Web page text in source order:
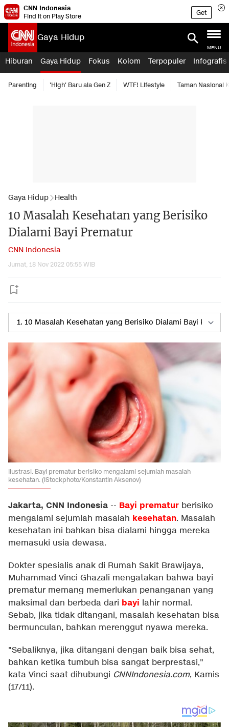
CNN Indonesia
Find it on Play Store
Get
Gaya Hidup
MENU
Hiburan Gaya Hidup Fokus Kolom Terpopuler Infografis
Parenting 'High' Baru ala Gen Z WTF! Lifestyle Taman Nasional
Gaya Hidup Health
10 Masalah Kesehatan yang Berisiko
Dialami Bayi Prematur
CNN Indonesia
Jumat, 18 Nov 2022 05:55 WIB
Ilustrasi. Bayi prematur berisiko mengalami sejumlah masalah
kesehatan. (iStockphoto/Konstantin Aksenov)
Jakarta, CNN Indonesia -- Bayi prematur berisiko
mengalami sejumlah masalah kesehatan. Masalah
kesehatan ini bahkan bisa dialami hingga mereka
memasuki usia dewasa.
Dokter spesialis anak di Rumah Sakit Brawijaya,
Muhammad Vinci Ghazali mengatakan bahwa bayi
prematur memang memerlukan penanganan yang
maksimal dan berbeda dari bayi lahir normal.
Sebab, jika tidak ditangani, masalah kesehatan bisa
bermunculan, bahkan merenggut nyawa mereka.
"Sebaliknya, jika ditangani dengan baik bisa sehat,
bahkan ketika tumbuh bisa sangat berprestasi,"
kata Vinci saat dihubungi CNNIndonesia.com, Kamis
(17/11).